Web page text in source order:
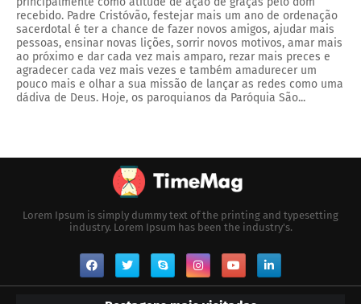
recebido. Padre Cristóvão, festejar mais um ano de ordenação
sacerdotal é ter a chance de fazer novos amigos, ajudar mais
pessoas, ensinar novas lições, sorrir novos motivos, amar mais
ao próximo e dar cada vez mais amparo, rezar mais preces e
agradecer cada vez mais vezes e também amadurecer um
pouco mais e olhar a sua missão de lançar as redes como uma
dádiva de Deus. Hoje, os paroquianos da Paróquia São...
Lorem Ipsum is simply dummy text of the printing and typesetting
industry. Lorem Ipsum has been the industry's.